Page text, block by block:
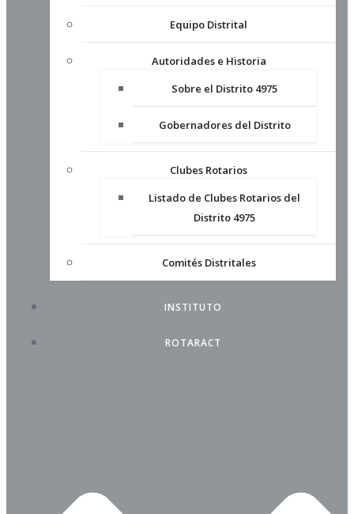
Equipo Distrital
Autoridades e Historia
Sobre el Distrito 4975
Gobernadores del Distrito
Clubes Rotarios
Listado de Clubes Rotarios del
Distrito 4975
Comités Distritales
INSTITUTO
ROTARACT